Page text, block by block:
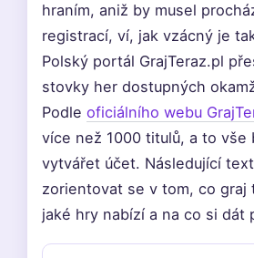
hraním, aniž by musel
registrací, ví, jak vzácný je
Polský portál GrajTeraz.pl
stovky her dostupných
Podle oficiálního webu
více než 1000 titulů, a to vše
vytvářet účet. Následující
zorientovat se v tom, co graj
jaké hry nabízí a na co si dát